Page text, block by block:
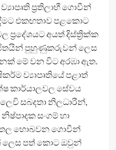
ප්‍රතිලාභී ගොවීන්
එකඟතාව පළකොට
ප්‍රදේශයට අයත් දිස්ත්‍රික්ක
පුහුණුකරුවන් ලෙස
මේ වන විට අරඹා ඇත.
ව්‍යාපෘතියේ පළාත්
කාර්යාලවල සේවය
සබදතා නිලධාරීන්,
සංගම් හා
හොබවන ගොවීන්
පත් කොට ඔවුන්